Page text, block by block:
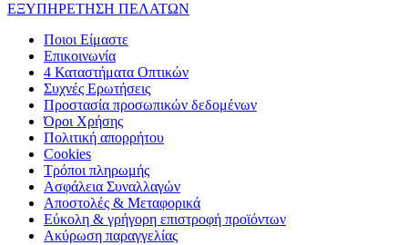
ΕΞΥΠΗΡΕΤΗΣΗ ΠΕΛΑΤΩΝ
Ποιοι Είμαστε
Επικοινωνία
4 Καταστήματα Οπτικών
Συχνές Ερωτήσεις
Προστασία προσωπικών δεδομένων
Όροι Χρήσης
Πολιτική απορρήτου
Cookies
Τρόποι πληρωμής
Ασφάλεια Συναλλαγών
Αποστολές & Μεταφορικά
Εύκολη & γρήγορη επιστροφή προϊόντων
Ακύρωση παραγγελίας